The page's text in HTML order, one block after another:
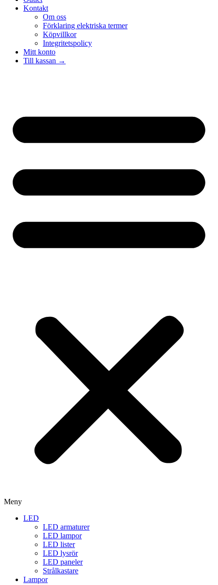
Kontakt
Om oss
Förklaring elektriska termer
Köpvillkor
Integritetspolicy
Mitt konto
Till kassan →
Meny
LED
LED armaturer
LED lampor
LED lister
LED lysrör
LED paneler
Strålkastare
Lampor